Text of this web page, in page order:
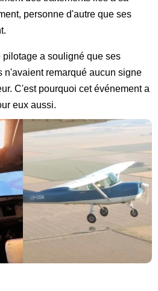
personne d'autre que ses
pilotage a souligné que ses
n'avaient remarqué aucun signe
C'est pourquoi cet événement a
eux aussi.